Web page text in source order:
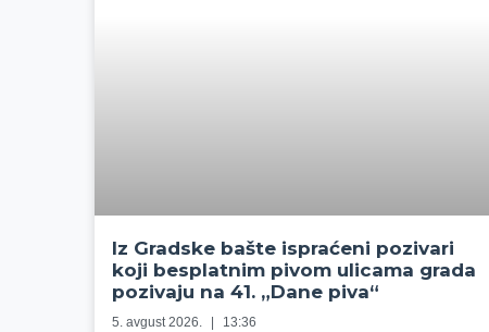
Iz Gradske bašte ispraćeni pozivari
koji besplatnim pivom ulicama grada
pozivaju na 41. „Dane piva“
5. avgust 2026. 13:36